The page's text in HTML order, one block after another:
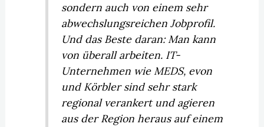
sondern auch von einem sehr
abwechslungsreichen Jobprofil.
Und das Beste daran: Man kann
von überall arbeiten. IT-
Unternehmen wie MEDS, evon
und Körbler sind sehr stark
regional verankert und agieren
aus der Region heraus auf einem